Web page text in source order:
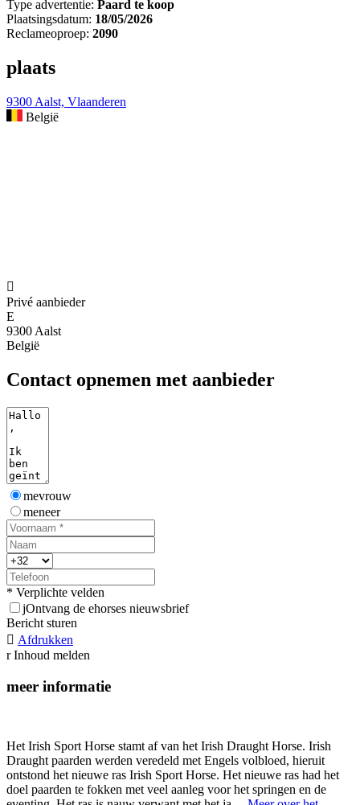
Type advertentie: Paard te koop
Plaatsingsdatum: 18/05/2026
Reclameoproep: 2090
plaats
9300 Aalst, Vlaanderen
België

Privé aanbieder
E
9300 Aalst
België
Contact opnemen met aanbieder
mevrouw
meneer
* Verplichte velden
jOntvang de ehorses nieuwsbrief
Bericht sturen
 Afdrukken
r Inhoud melden
meer informatie
Het Irish Sport Horse stamt af van het Irish Draught Horse. Irish
Draught paarden werden veredeld met Engels volbloed, hieruit
ontstond het nieuwe ras Irish Sport Horse. Het nieuwe ras had het
doel paarden te fokken met veel aanleg voor het springen en de